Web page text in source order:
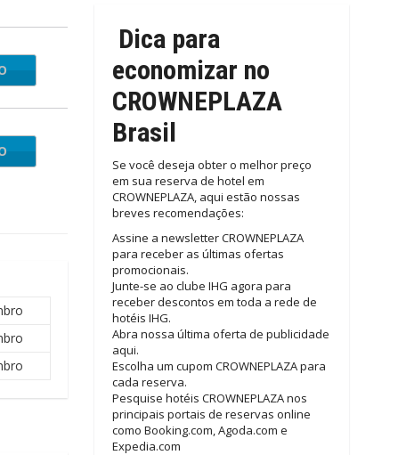
Dica para
economizar no
CROWNEPLAZA
Brasil
Se você deseja obter o melhor preço
em sua reserva de hotel em
CROWNEPLAZA, aqui estão nossas
breves recomendações:
Assine a newsletter CROWNEPLAZA
para receber as últimas ofertas
promocionais.
Junte-se ao clube IHG agora para
receber descontos em toda a rede de
hotéis IHG.
Abra nossa última oferta de publicidade
aqui.
Escolha um cupom CROWNEPLAZA para
cada reserva.
Pesquise hotéis CROWNEPLAZA nos
principais portais de reservas online
como Booking.com, Agoda.com e
Expedia.com